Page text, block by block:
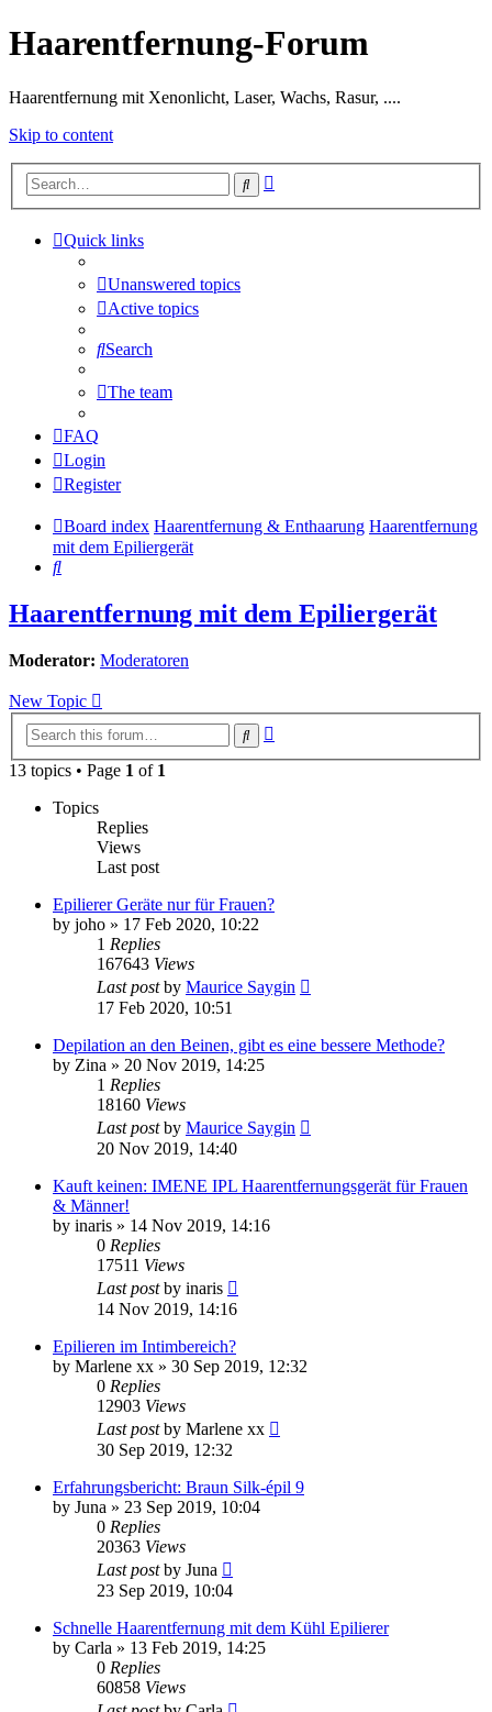
Haarentfernung-Forum
Haarentfernung mit Xenonlicht, Laser, Wachs, Rasur, ....
Skip to content
Search
Quick links
Unanswered topics
Active topics
Search
The team
FAQ
Login
Register
Board index Haarentfernung & Enthaarung Haarentfernung
mit dem Epiliergerät
Search
Haarentfernung mit dem Epiliergerät
Moderator: Moderatoren
New Topic
Search
13 topics • Page 1 of 1
Topics
Replies
Views
Last post
Epilierer Geräte nur für Frauen?
by joho » 17 Feb 2020, 10:22
1 Replies
167643 Views
Last postby Maurice Saygin
17 Feb 2020, 10:51
Depilation an den Beinen, gibt es eine bessere Methode?
by Zina » 20 Nov 2019, 14:25
1 Replies
18160 Views
Last postby Maurice Saygin
20 Nov 2019, 14:40
Kauft keinen: IMENE IPL Haarentfernungsgerät für Frauen
& Männer!
by inaris » 14 Nov 2019, 14:16
0 Replies
17511 Views
Last postby inaris
14 Nov 2019, 14:16
Epilieren im Intimbereich?
by Marlene xx » 30 Sep 2019, 12:32
0 Replies
12903 Views
Last postby Marlene xx
30 Sep 2019, 12:32
Erfahrungsbericht: Braun Silk-épil 9
by Juna » 23 Sep 2019, 10:04
0 Replies
20363 Views
Last postby Juna
23 Sep 2019, 10:04
Schnelle Haarentfernung mit dem Kühl Epilierer
by Carla » 13 Feb 2019, 14:25
0 Replies
60858 Views